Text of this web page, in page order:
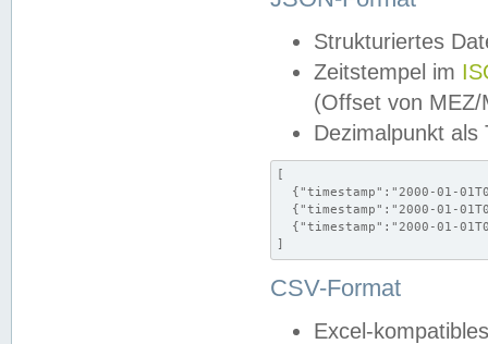
Strukturiertes
Zeitstempel im
(Offset von MEZ/
Dezimalpunkt als
[
{"timestamp":"2000-01-
{"timestamp":"2000-01-
{"timestamp":"2000-01-
]
CSV-Format
Excel-